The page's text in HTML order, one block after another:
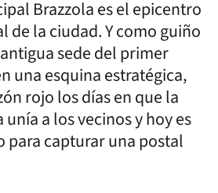
Brazzola es el epicentro
de la ciudad. Y como guiño
sede del primer
una esquina estratégica,
rojo los días en que la
a los vecinos y hoy es
para capturar una postal